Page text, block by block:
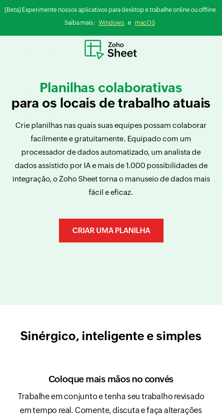
[Beta] Experimente nossos aplicativos para desktop e trabalhe online ou offline.
Saiba mais: Windows e macOS
Planilhas colaborativas
para os locais de trabalho atuais
Crie planilhas nas quais suas equipes possam colaborar
facilmente e gratuitamente. Equipado com um
processador de dados automatizado, um analista de
dados assistido por IA e mais de 1.000 possibilidades de
integração, o Zoho Sheet torna o manuseio de dados mais
fácil e eficaz.
CRIAR UMA PLANILHA
Sinérgico, inteligente e simples
Coloque mais mãos no convés
Trabalhe em conjunto e tenha seu trabalho revisado
em tempo real. Comente, discuta e faça alterações